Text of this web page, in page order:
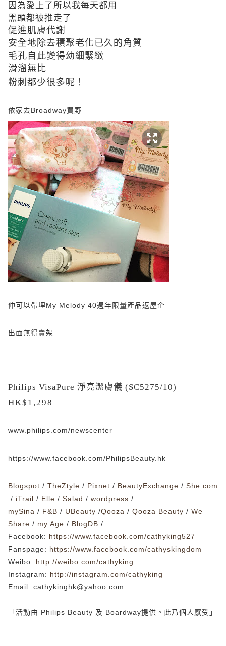
因為愛上了所以我每天都用
黑頭都被推走了
促進肌膚代謝
安全地除去積聚老化已久的角質
毛孔自此變得幼細緊緻
滑溜無比
粉刺都少很多呢！
依家去Broadway買野
仲可以帶埋My Melody 40週年限量產品返屋企
出面無得賣架
Philips VisaPure 淨亮潔膚儀 (SC5275/10)
HK$1,298
www.philips.com/newscenter
https://www.facebook.com/PhilipsBeauty.hk
Blogspot / TheZtyle / Pixnet / BeautyExchange / She.com
/ iTrail / Elle / Salad / wordpress /
mySina / F&B / UBeauty /Qooza / Qooza Beauty / We
Share / my Age / BlogDB /
Facebook: https://www.facebook.com/cathyking527
Fanspage: https://www.facebook.com/cathyskingdom
Weibo: http://weibo.com/cathyking
Instagram: http://instagram.com/cathyking
Email: cathykinghk@yahoo.com
「活動由 Philips Beauty 及 Boardway提供 。此乃個人感受」